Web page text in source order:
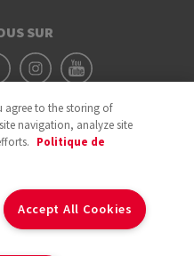
SUR
agree to the storing of
navigation, analyze site
Politique de
Accept All Cookies